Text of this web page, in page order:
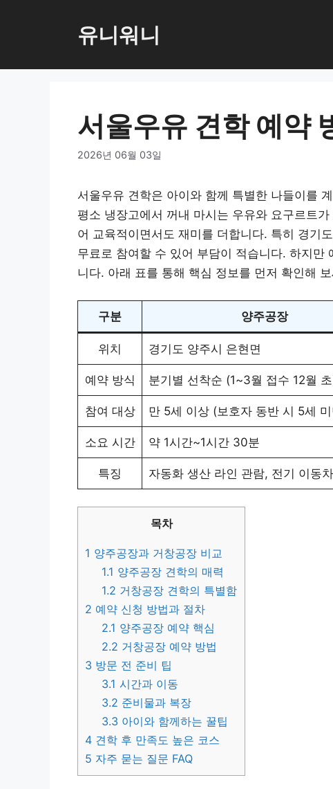
로
유니워니
서울우유 견학 예약
2026년 06월 03일
서울우유 견학은 아이와 함께 특별한 나들이를
평소 냉장고에서 꺼내 마시는 우유와 요구르트
어 교육적이면서도 재미를 더합니다. 특히 경기
무료로 참여할 수 있어 부담이 적습니다. 하지
니다. 아래 표를 통해 핵심 정보를 먼저 확인해
구분 양주공장
위치 경기도 양주시 은현면
예약 방식 분기별 선착순 (1~3월 접수 12월
참여 대상 만 5세 이상 (보호자 동반 시 5세
소요 시간 약 1시간~1시간 30분
특징 자동화 생산 라인 관람, 전기 이동
목차
1 양주공장과 거창공장 비교
1.1 양주공장 견학의 매력
1.2 거창공장 견학의 특별함
2 예약 신청 방법과 절차
2.1 양주공장 예약 핵심
2.2 거창공장 예약 방법
3 방문 전 준비 팁
3.1 시간과 이동
3.2 준비물과 복장
3.3 아이와 함께하는 꿀팁
4 견학 후 만족도 높은 코스
5 자주 묻는 질문 FAQ